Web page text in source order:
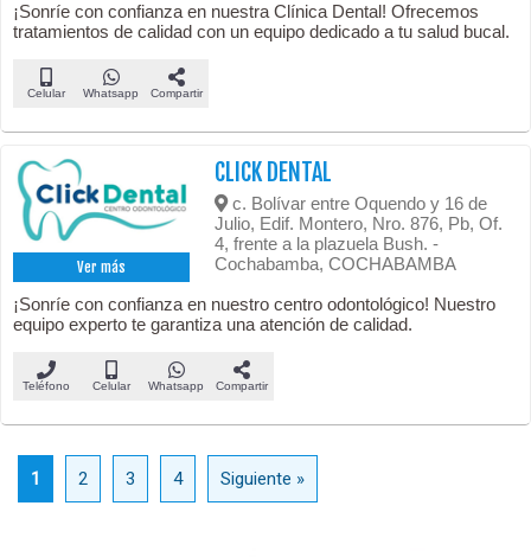
¡Sonríe con confianza en nuestra Clínica Dental! Ofrecemos
tratamientos de calidad con un equipo dedicado a tu salud bucal.
Celular Whatsapp Compartir
Ver más
CLICK DENTAL
c. Bolívar entre Oquendo y 16 de
Julio, Edif. Montero, Nro. 876, Pb, Of.
4, frente a la plazuela Bush. -
Cochabamba, COCHABAMBA
¡Sonríe con confianza en nuestro centro odontológico! Nuestro
equipo experto te garantiza una atención de calidad.
Teléfono Celular Whatsapp Compartir
1 2 3 4 Siguiente »